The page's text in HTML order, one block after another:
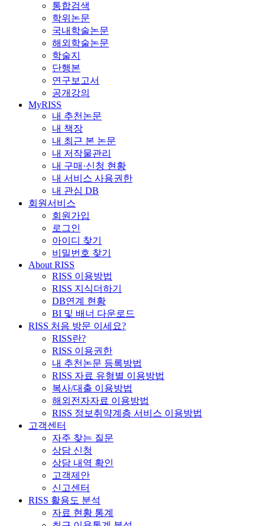
통합검색
학위논문
국내학술논문
해외학술논문
학술지
단행본
연구보고서
공개강의
MyRISS
내 추천논문
내 책장
내 최근 본 논문
내 저작물관리
내 구매·신청 현황
내 서비스 사용권한
내 관심 DB
회원서비스
회원가입
로그인
아이디 찾기
비밀번호 찾기
About RISS
RISS 이용방법
RISS 지식더하기
DB연계 현황
BI 및 배너 다운로드
RISS 처음 방문 이세요?
RISS란?
RISS 이용권한
내 추천논문 등록방법
RISS 자료 유형별 이용방법
복사/대출 이용방법
해외전자자료 이용방법
RISS 정보취약계층 서비스 이용방법
고객센터
자주 찾는 질문
상담 신청
상담 내역 확인
고객제안
신고센터
RISS 활용도 분석
자료 현황 통계